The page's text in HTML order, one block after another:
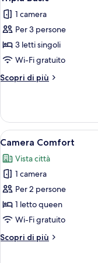
tutte
le
foto
per
Tripla
Basic
1 camera
Per 3 persone
3 letti singoli
Wi-Fi gratuito
Scopri di più
Altri
Basic
Apri
tutte
le
foto
per
Camera
Comfort
1
Camera Comfort
Vista città
1 camera
Per 2 persone
1 letto queen
Wi-Fi gratuito
Scopri di più
Altri